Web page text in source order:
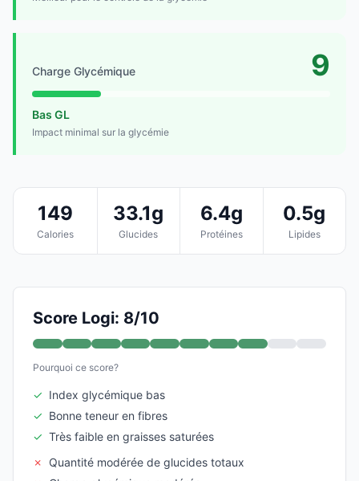
Charge Glycémique 9
Bas GL
Impact minimal sur la glycémie
149
Calories
33.1g
Glucides
6.4g
Protéines
0.5g
Lipides
Score Logi: 8/10
Pourquoi ce score?
✓ Index glycémique bas
✓ Bonne teneur en fibres
✓ Très faible en graisses saturées
✗
Quantité modérée de glucides totaux